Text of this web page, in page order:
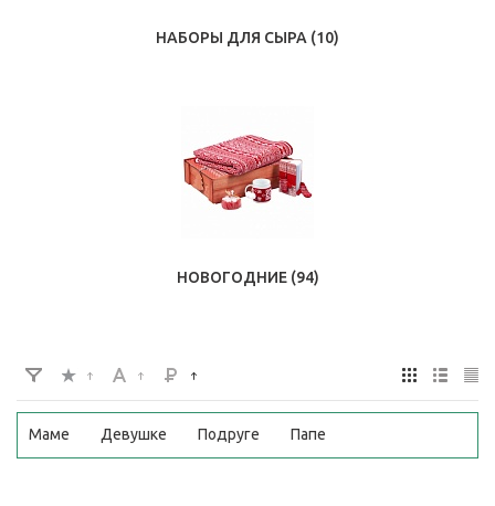
НАБОРЫ ДЛЯ СЫРА (10)
НОВОГОДНИЕ (94)
Маме Девушке Подруге Папе